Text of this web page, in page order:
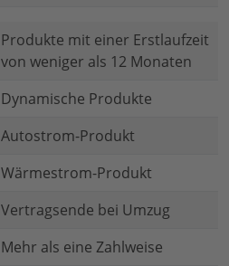
Produkte mit einer Erstlaufzeit
von weniger als 12 Monaten
Dynamische Produkte
Autostrom-Produkt
Wärmestrom-Produkt
Vertragsende bei Umzug
Mehr als eine Zahlweise